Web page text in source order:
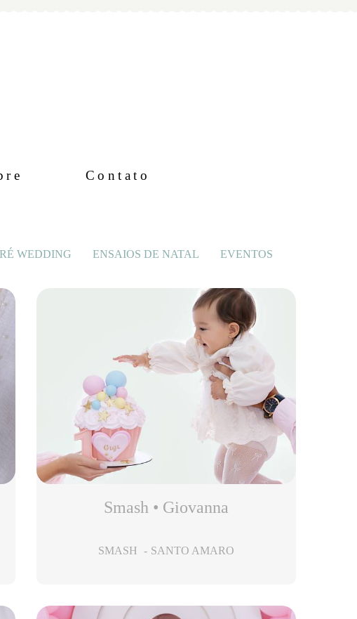
Contato
WEDDING ENSAIOS DE NATAL EVENTOS
Smash • Giovanna
SMASH SANTO AMARO